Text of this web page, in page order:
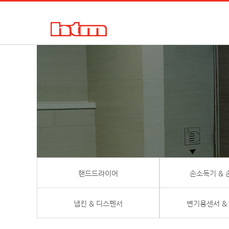
핸드드라이어 손소독기 &
냅킨 & 디스펜서 변기용센서 &